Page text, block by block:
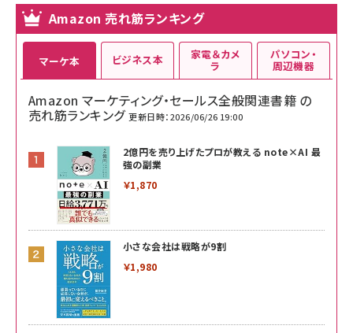
Amazon 売れ筋ランキング
マーケ本
Amazon マーケティング・セールス全般関連書籍 の
売れ筋ランキング 更新日時：2026/06/26 19:00
2億円を売り上げたプロが教える note×AI 最
強の副業
￥1,870
小さな会社は戦略が9割
￥1,980
ビジネス本 家電＆カメ
ラ
パソコン・
周辺機器